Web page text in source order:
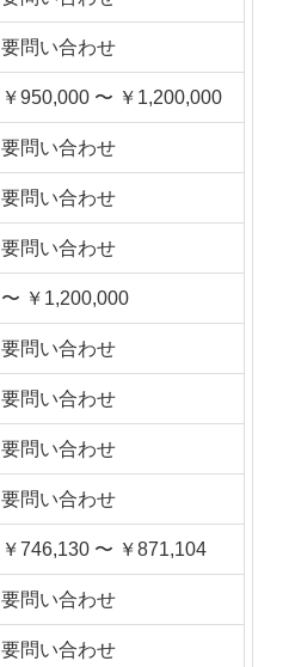
要問い合わせ
￥950,000 〜 ￥1,200,000
要問い合わせ
要問い合わせ
要問い合わせ
〜 ￥1,200,000
要問い合わせ
要問い合わせ
要問い合わせ
要問い合わせ
￥746,130 〜 ￥871,104
要問い合わせ
要問い合わせ